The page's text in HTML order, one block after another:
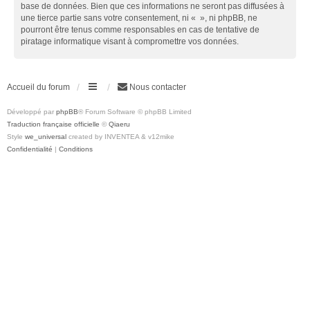
base de données. Bien que ces informations ne seront pas diffusées à
une tierce partie sans votre consentement, ni « », ni phpBB, ne
pourront être tenus comme responsables en cas de tentative de
piratage informatique visant à compromettre vos données.
Accueil du forum Nous contacter
Développé par phpBB® Forum Software © phpBB Limited
Traduction française officielle © Qiaeru
Style we_universal created by INVENTEA & v12mike
Confidentialité | Conditions